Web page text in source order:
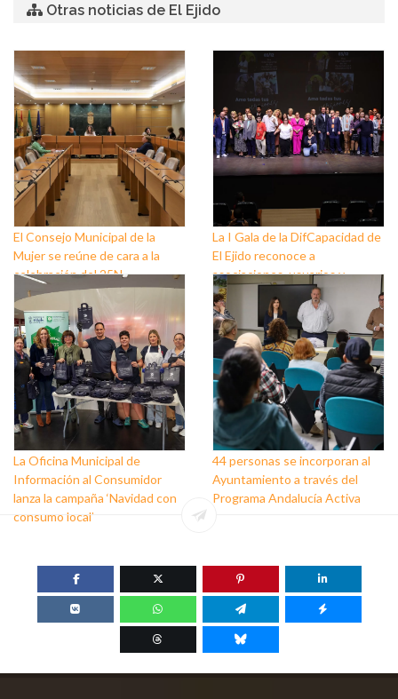
Otras noticias de El Ejido
El Consejo Municipal de la
Mujer se reúne de cara a la
celebración del 25N
La I Gala de la DifCapacidad de
El Ejido reconoce a
asociaciones, usuarios y
personas que trabajan a favor
de este colectivo
La Oficina Municipal de
Información al Consumidor
lanza la campaña ‘Navidad con
consumo local’
44 personas se incorporan al
Ayuntamiento a través del
Programa Andalucía Activa